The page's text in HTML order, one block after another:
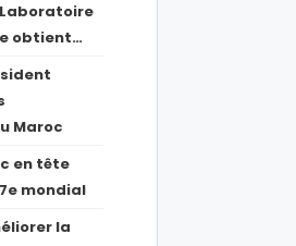
obtient…
Maroc
en tête
mondial
la